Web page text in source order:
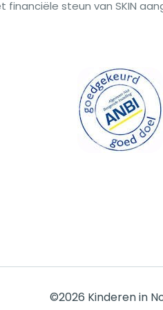
financiële steun van SKIN
©2026 Kinderen in